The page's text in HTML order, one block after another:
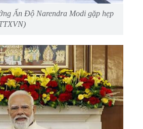
Ấn Độ Narendra Modi gặp hẹp